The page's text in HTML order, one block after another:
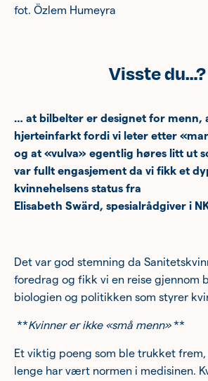
fot. Özlem Humeyra
Visste du…?
… at bilbelter er designet for menn,
hjerteinfarkt fordi vi leter etter
og at «vulva» egentlig høres litt ut
var fullt engasjement da vi fikk et
kvinnehelsens status fra
Elisabeth Swärd , spesialrådgiver i
Det var god stemning da
foredrag og fikk vi en reise gjennom
biologien og politikken som styrer
**Kvinner er ikke «små menn»**
Et viktig poeng som ble trukket
lenge har vært normen i medisinen.